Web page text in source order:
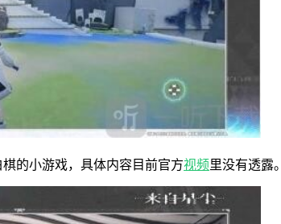
棋的小游戏，具体内容目前官方视频里没有透露。